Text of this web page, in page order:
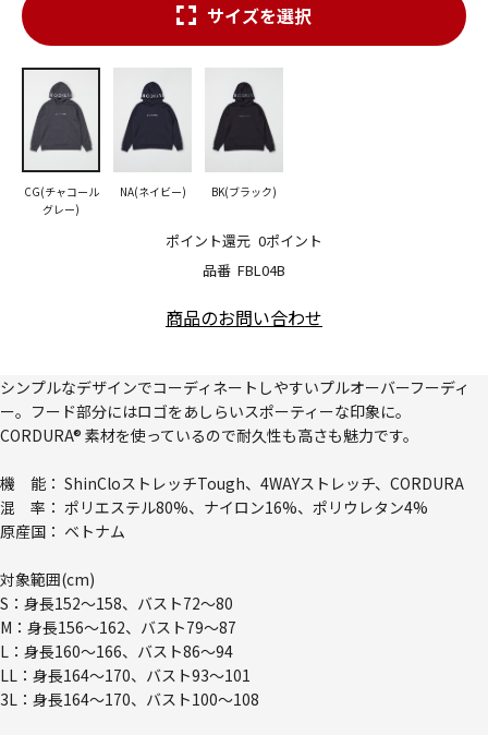
品番 FBL04B
ポイント還元 0ポイント
サイズを選択
CG(チャコール
グレー)
NA(ネイビー) BK(ブラック)
商品のお問い合わせ
シンプルなデザインでコーディネートしやすいプルオーバーフーディ
ー。フード部分にはロゴをあしらいスポーティーな印象に。
CORDURA® 素材を使っているので耐久性も高さも魅力です。
機 能： ShinCloストレッチTough、4WAYストレッチ、CORDURA
混 率： ポリエステル80%、ナイロン16%、ポリウレタン4%
原産国： ベトナム
対象範囲(cm)
S：身長152～158、バスト72～80
M：身長156～162、バスト79～87
L：身長160～166、バスト86～94
LL：身長164～170、バスト93～101
3L：身長164～170、バスト100～108